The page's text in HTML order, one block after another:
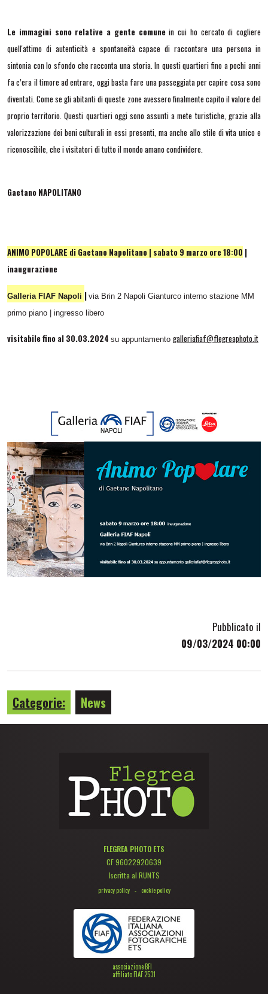
Le immagini sono relative a gente comunein cui ho cercato di cogliere
quell'attimo di autenticità e spontaneità capace di raccontare una persona in
sintonia con lo sfondo che racconta una storia. In questi quartieri fino a pochi anni
fa c’era il timore ad entrare, oggi basta fare una passeggiata per capire cosa sono
diventati. Come se gli abitanti di queste zone avessero finalmente capito il valore del
proprio territorio.Questi quartieri oggi sono assunti a mete turistiche, grazie alla
valorizzazione dei beni culturali in essi presenti, ma anche allo stile di vita unico e
riconoscibile, che i visitatori di tutto il mondo amano condividere.
Gaetano NAPOLITANO
ANIMO POPOLARE di Gaetano Napolitano | sabato 9 marzo ore 18:00 |
inaugurazione
Galleria FIAF Napoli | via Brin 2 Napoli Gianturco interno stazione MM
primo piano | ingresso libero
visitabile fino al 30.03.2024 su appuntamento galleriafiaf@flegreaphoto.it
Pubblicato il
09/03/2024 00:00
Categorie: News
FLEGREA PHOTO ETS
CF 96022920639
Iscritta al RUNTS
privacy policy - cookie policy
associazione BFI
affiliato FIAF 2531